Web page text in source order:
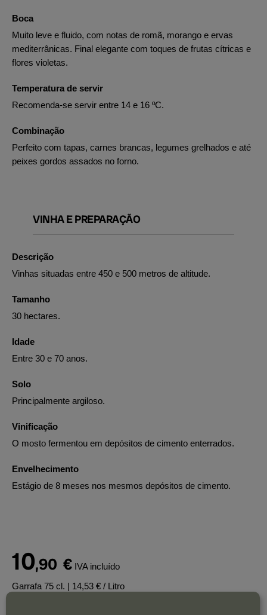
Boca
Muito leve e fluido, com notas de romã, morango e ervas
mediterrânicas. Final elegante com toques de frutas cítricas e
flores violetas.
Temperatura de servir
Recomenda-se servir entre 14 e 16 ºC.
Combinação
Perfeito com tapas, carnes brancas, legumes grelhados e até
peixes gordos assados no forno.
VINHA E PREPARAÇÃO
Descrição
Vinhas situadas entre 450 e 500 metros de altitude.
Tamanho
30 hectares.
Idade
Entre 30 e 70 anos.
Solo
Principalmente argiloso.
Vinificação
O mosto fermentou em depósitos de cimento enterrados.
Envelhecimento
Estágio de 8 meses nos mesmos depósitos de cimento.
10,90 € IVA incluído
Garrafa 75 cl. | 14,53 € / Litro